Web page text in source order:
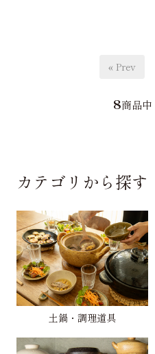
« Prev
8商品中
カテゴリから探す
土鍋・調理道具